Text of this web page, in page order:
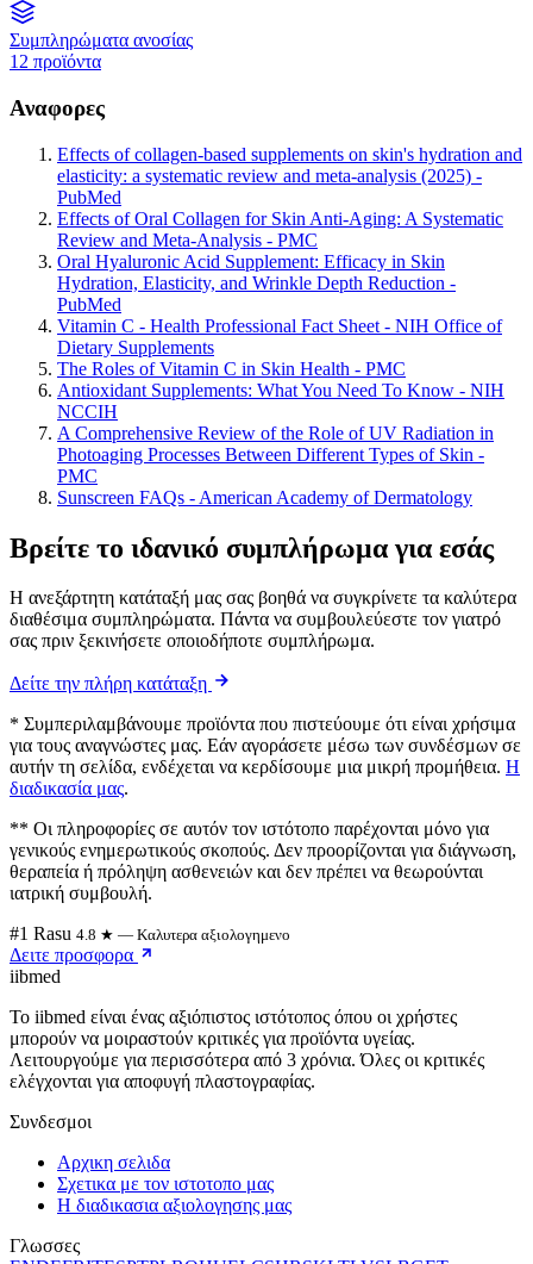
Συμπληρώματα ανοσίας
12 προϊόντα
Αναφορες
Effects of collagen-based supplements on skin's hydration and
elasticity: a systematic review and meta-analysis (2025) -
PubMed
Effects of Oral Collagen for Skin Anti-Aging: A Systematic
Review and Meta-Analysis - PMC
Oral Hyaluronic Acid Supplement: Efficacy in Skin
Hydration, Elasticity, and Wrinkle Depth Reduction -
PubMed
Vitamin C - Health Professional Fact Sheet - NIH Office of
Dietary Supplements
The Roles of Vitamin C in Skin Health - PMC
Antioxidant Supplements: What You Need To Know - NIH
NCCIH
A Comprehensive Review of the Role of UV Radiation in
Photoaging Processes Between Different Types of Skin -
PMC
Sunscreen FAQs - American Academy of Dermatology
Βρείτε το ιδανικό συμπλήρωμα για εσάς
Η ανεξάρτητη κατάταξή μας σας βοηθά να συγκρίνετε τα καλύτερα
διαθέσιμα συμπληρώματα. Πάντα να συμβουλεύεστε τον γιατρό
σας πριν ξεκινήσετε οποιοδήποτε συμπλήρωμα.
Δείτε την πλήρη κατάταξη
* Συμπεριλαμβάνουμε προϊόντα που πιστεύουμε ότι είναι χρήσιμα
για τους αναγνώστες μας. Εάν αγοράσετε μέσω των συνδέσμων σε
αυτήν τη σελίδα, ενδέχεται να κερδίσουμε μια μικρή προμήθεια. Η
διαδικασία μας.
** Οι πληροφορίες σε αυτόν τον ιστότοπο παρέχονται μόνο για
γενικούς ενημερωτικούς σκοπούς. Δεν προορίζονται για διάγνωση,
θεραπεία ή πρόληψη ασθενειών και δεν πρέπει να θεωρούνται
ιατρική συμβουλή.
#1 Rasu 4.8 ★ — Καλυτερα αξιολογημενο
Δειτε προσφορα
iibmed
Το iibmed είναι ένας αξιόπιστος ιστότοπος όπου οι χρήστες
μπορούν να μοιραστούν κριτικές για προϊόντα υγείας.
Λειτουργούμε για περισσότερα από 3 χρόνια. Όλες οι κριτικές
ελέγχονται για αποφυγή πλαστογραφίας.
Συνδεσμοι
Αρχικη σελιδα
Σχετικα με τον ιστοτοπο μας
Η διαδικασια αξιολογησης μας
Γλωσσες